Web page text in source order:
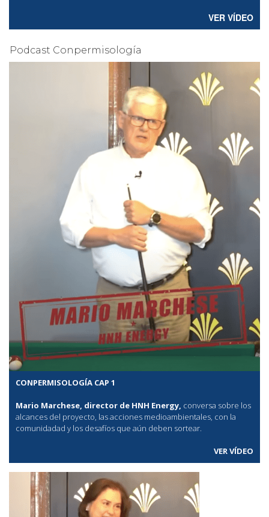
VER VÍDEO
Podcast Conpermisología
CONPERMISOLOGÍA CAP 1
Mario Marchese, director de HNH Energy, conversa sobre los
alcances del proyecto, las acciones medioambientales, con la
comunidadad y los desafíos que aún deben sortear.
VER VÍDEO